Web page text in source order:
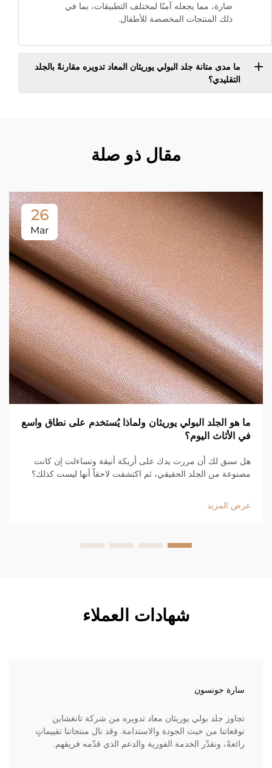
ضارة، مما يجعله آمنًا لمختلف التطبيقات، بما في
ذلك المنتجات المخصصة للأطفال.
ما مدى متانة جلد البولي يوريثان المعاد تدويره مقارنةً بالجلد
التقليدي؟
مقال ذو صلة
26
Mar
ما هو الجلد البولي يوريثان ولماذا يُستخدم على نطاق واسع
في الأثاث اليوم؟
هل سبق لك أن مررت يدك على أريكة أنيقة وتساءلت إن كانت
مصنوعة من الجلد الحقيقي، ثم اكتشفت لاحقاً أنها ليست كذلك؟
مكان هذه الأيام، من أرائك الشقق العصرية إلى الأرائك الفاخرة
في...
عرض المزيد
شهادات العملاء
سارة جونسون
تجاوز جلد بولي يوريثان معاد تدويره من شركة تانغشاين
توقعاتنا من حيث الجودة والاستدامة. وقد نال منتجاتنا تقييماتٍ
رائعةً، ونقدّر الخدمة الفورية والدعم الذي قدّمه فريقهم.